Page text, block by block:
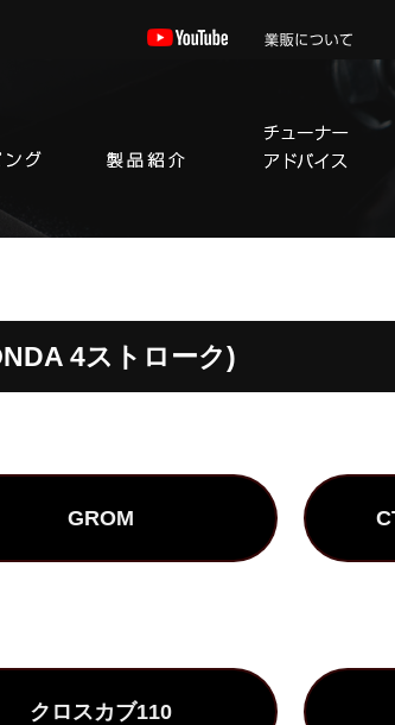
4ストローク)
GROM
クロスカブ110